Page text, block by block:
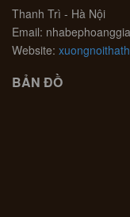
Thanh Trì - Hà Nội
Email:
Website:
BẢN ĐỒ